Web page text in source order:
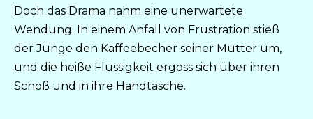
Doch das Drama nahm eine unerwartete
Wendung. In einem Anfall von Frustration stieß
der Junge den Kaffeebecher seiner Mutter um,
und die heiße Flüssigkeit ergoss sich über ihren
Schoß und in ihre Handtasche.